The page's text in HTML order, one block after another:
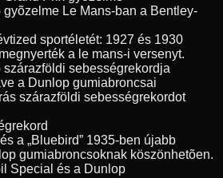
Le Mans-ban a Bentley-
sportéletét: 1927 és 1930
a le mans-i versenyt.
szárazföldi sebességrekordja
a Dunlop gumiabroncsai
szárazföldi sebességrekordot
a „Bluebird” 1935-ben újabb
gumiabroncsoknak köszönhetõen.
Special és a Dunlop